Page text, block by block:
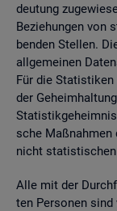
deu­tung
Be­zie­hun­gen von
ben­den Stel­len.
all­ge­mei­nen
Für die
der
sche
nicht
Alle mit der
ten Per­so­nen